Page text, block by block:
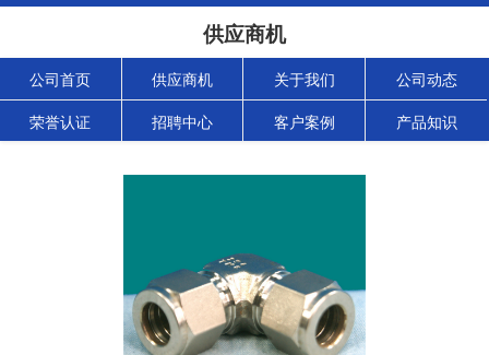
供应商机
公司首页 供应商机 关于我们 公司动态
荣誉认证 招聘中心 客户案例 产品知识